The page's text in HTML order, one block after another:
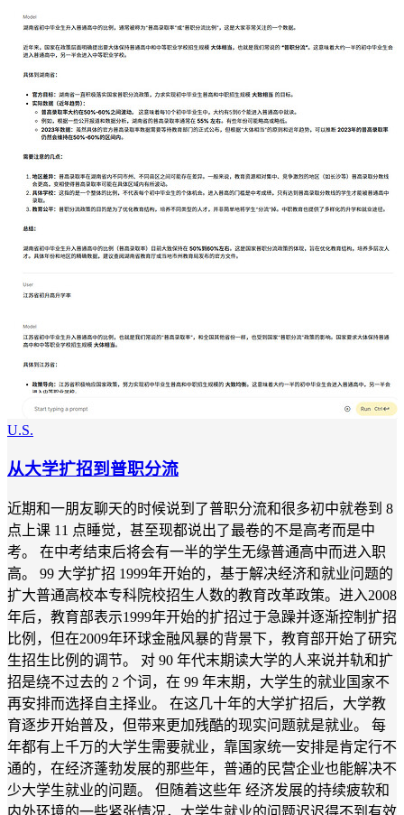
U.S.
从大学扩招到普职分流
近期和一朋友聊天的时候说到了普职分流和很多初中就卷到 8
点上课 11 点睡觉，甚至现都说出了最卷的不是高考而是中
考。 在中考结束后将会有一半的学生无缘普通高中而进入职
高。 99 大学扩招 1999年开始的，基于解决经济和就业问题的
扩大普通高校本专科院校招生人数的教育改革政策。进入2008
年后，教育部表示1999年开始的扩招过于急躁并逐渐控制扩招
比例，但在2009年环球金融风暴的背景下，教育部开始了研究
生招生比例的调节。 对 90 年代末期读大学的人来说并轨和扩
招是绕不过去的 2 个词，在 99 年末期，大学生的就业国家不
再安排而选择自主择业。 在这几十年的大学扩招后，大学教
育逐步开始普及，但带来更加残酷的现实问题就是就业。 每
年都有上千万的大学生需要就业，靠国家统一安排是肯定行不
通的，在经济蓬勃发展的那些年，普通的民营企业也能解决不
少大学生就业的问题。 但随着这些年 经济发展的持续疲软和
内外环境的一些紧张情况，大学生就业的问题迟迟得不到有效